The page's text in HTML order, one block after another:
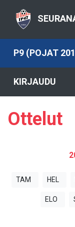
P9 (POJAT
KIRJAUDU
Ottelut
TAM HEL
ELO